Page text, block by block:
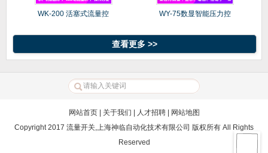
WK-200 活塞式流量控 WY-75数显智能压力控
查看更多 >>
网站首页| 关于我们 人才招聘|
网站地图
Copyright 2017 流量开关,上海神临自动化技术有限公司 版权所有 All Rights
Reserved